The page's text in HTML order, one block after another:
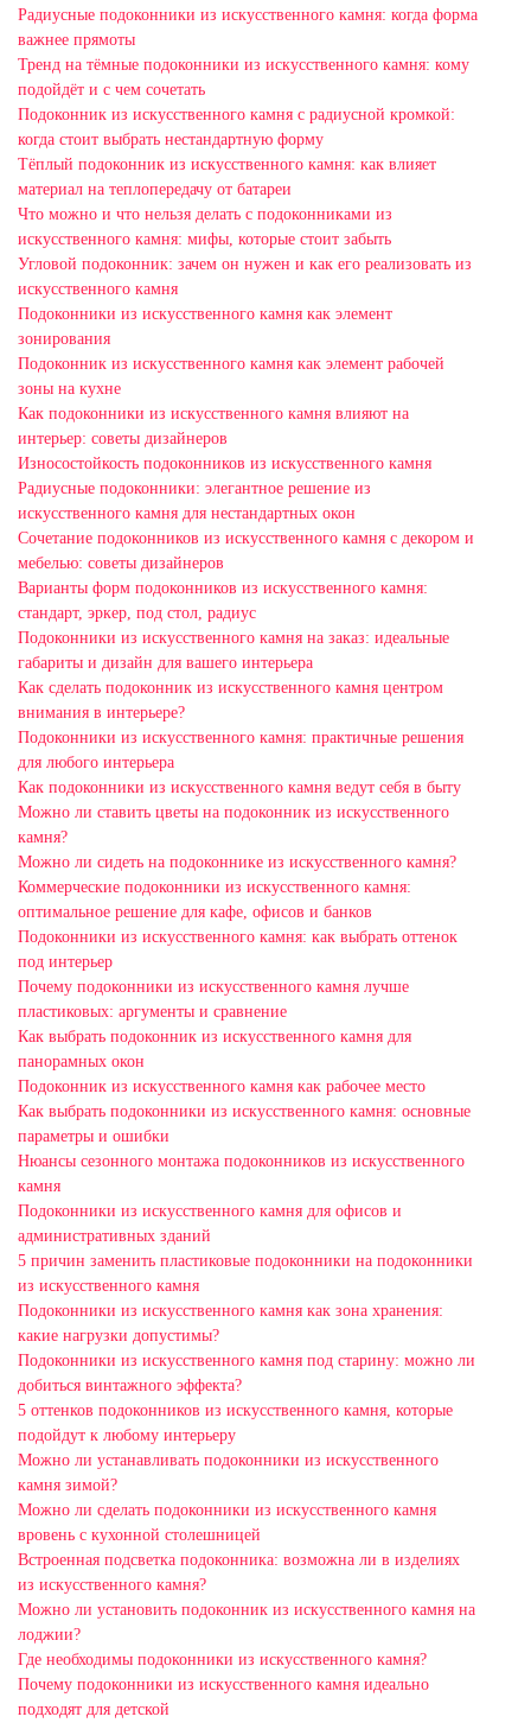
Радиусные подоконники из искусственного камня: когда форма
важнее прямоты
Тренд на тёмные подоконники из искусственного камня: кому
подойдёт и с чем сочетать
Подоконник из искусственного камня с радиусной кромкой:
когда стоит выбрать нестандартную форму
Тёплый подоконник из искусственного камня: как влияет
материал на теплопередачу от батареи
Что можно и что нельзя делать с подоконниками из
искусственного камня: мифы, которые стоит забыть
Угловой подоконник: зачем он нужен и как его реализовать из
искусственного камня
Подоконники из искусственного камня как элемент
зонирования
Подоконник из искусственного камня как элемент рабочей
зоны на кухне
Как подоконники из искусственного камня влияют на
интерьер: советы дизайнеров
Износостойкость подоконников из искусственного камня
Радиусные подоконники: элегантное решение из
искусственного камня для нестандартных окон
Сочетание подоконников из искусственного камня с декором и
мебелью: советы дизайнеров
Варианты форм подоконников из искусственного камня:
стандарт, эркер, под стол, радиус
Подоконники из искусственного камня на заказ: идеальные
габариты и дизайн для вашего интерьера
Как сделать подоконник из искусственного камня центром
внимания в интерьере?
Подоконники из искусственного камня: практичные решения
для любого интерьера
Как подоконники из искусственного камня ведут себя в быту
Можно ли ставить цветы на подоконник из искусственного
камня?
Можно ли сидеть на подоконнике из искусственного камня?
Коммерческие подоконники из искусственного камня:
оптимальное решение для кафе, офисов и банков
Подоконники из искусственного камня: как выбрать оттенок
под интерьер
Почему подоконники из искусственного камня лучше
пластиковых: аргументы и сравнение
Как выбрать подоконник из искусственного камня для
панорамных окон
Подоконник из искусственного камня как рабочее место
Как выбрать подоконники из искусственного камня: основные
параметры и ошибки
Нюансы сезонного монтажа подоконников из искусственного
камня
Подоконники из искусственного камня для офисов и
административных зданий
5 причин заменить пластиковые подоконники на подоконники
из искусственного камня
Подоконники из искусственного камня как зона хранения:
какие нагрузки допустимы?
Подоконники из искусственного камня под старину: можно ли
добиться винтажного эффекта?
5 оттенков подоконников из искусственного камня, которые
подойдут к любому интерьеру
Можно ли устанавливать подоконники из искусственного
камня зимой?
Можно ли сделать подоконники из искусственного камня
вровень с кухонной столешницей
Встроенная подсветка подоконника: возможна ли в изделиях
из искусственного камня?
Можно ли установить подоконник из искусственного камня на
лоджии?
Где необходимы подоконники из искусственного камня?
Почему подоконники из искусственного камня идеально
подходят для детской